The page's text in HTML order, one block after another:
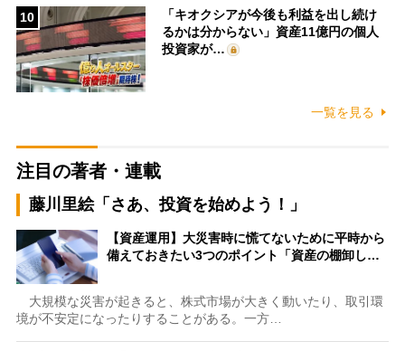
10
「キオクシアが今後も利益を出し続け
るかは分からない」資産11億円の個人
投資家が…
一覧を見る
注目の著者・連載
藤川里絵「さあ、投資を始めよう！」
【資産運用】大災害時に慌てないために平時から
備えておきたい3つのポイント「資産の棚卸し…
大規模な災害が起きると、株式市場が大きく動いたり、取引環
境が不安定になったりすることがある。一方…